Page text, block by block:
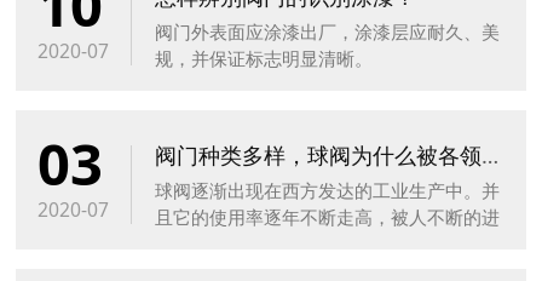
2020-07
阀门外表面应涂漆出厂，涂漆层应耐久、美
规，并保证标志明显清晰。
03
2020-07
阀门种类多样，球阀为什么被各领域频繁的运用？
球阀逐渐出现在西方发达的工业生产中。并
且它的使用率逐年不断走高，被人不断的进